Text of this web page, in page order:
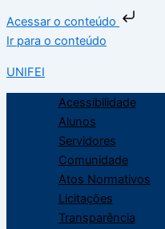
Acessar o conteúdo
Ir para o conteúdo
UNIFEI
Acessibilidade
Alunos
Servidores
Comunidade
Atos Normativos
Licitações
Transparência